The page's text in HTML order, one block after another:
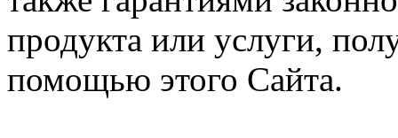
продукта или услуги,
помощью этого Сайта.